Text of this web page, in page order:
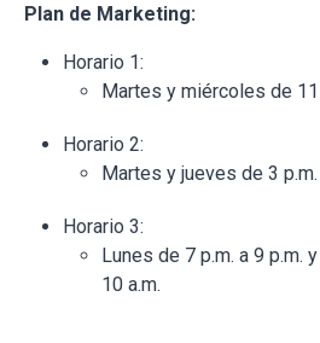
Plan de Marketing:
Horario 1:
Martes y miércoles de 11
Horario 2:
Martes y jueves de 3 p.m.
Horario 3:
Lunes de 7 p.m. a 9 p.m.
10 a.m.